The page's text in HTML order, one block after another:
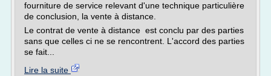
fourniture de service relevant d'une technique particulière
de conclusion, la vente à distance.
Le contrat de vente à distance est conclu par des parties
sans que celles ci ne se rencontrent. L'accord des parties
se fait...
Lire la suite